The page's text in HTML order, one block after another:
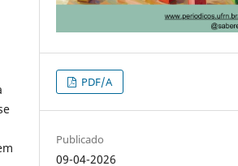
PDF/A
Publicado
09-04-2026